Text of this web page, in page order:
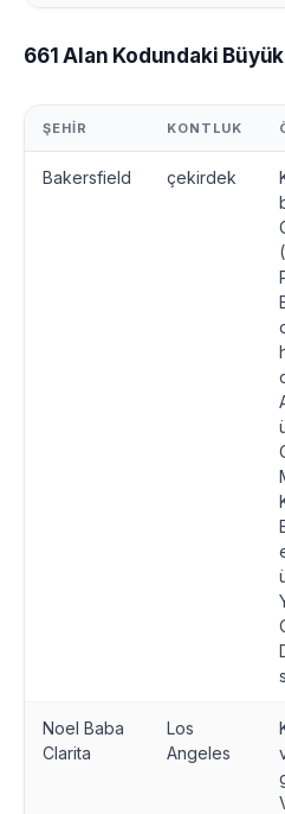
661 Alan Kodundaki
ŞEHIR KONTLUK
Bakersfield çekirdek
Noel Baba
Clarita
Los
Angeles